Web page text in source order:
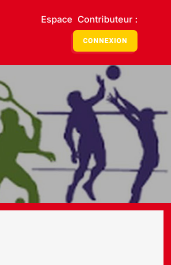
Espace Contributeur :
CONNEXION